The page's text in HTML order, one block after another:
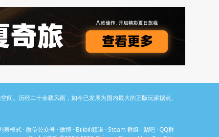
历经二十余载风雨，如今已发展为国内最大的正版玩家据点。
表模式 ·微信公众号 ·微博 · Bilibili频道 ·Steam 群组 · 贴吧 ·QQ群